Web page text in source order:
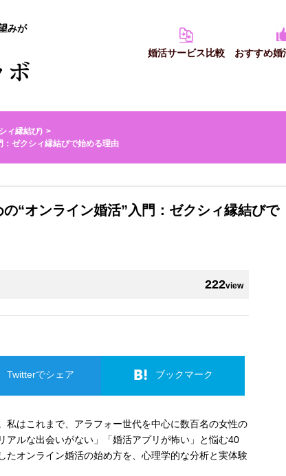
みが
婚活サービス比較
おすすめ婚
ィ縁結び)
ゼクシィ縁結びで始める理由
“オンライン婚活”入門：ゼクシィ縁結びで
222view
Twitterでシェア ブックマーク
私はこれまで、アラフォー世代を中心に数百名の女性の
アルな出会いがない」「婚活アプリが怖い」と悩む40
たオンライン婚活の始め方を、心理学的な分析と実体験